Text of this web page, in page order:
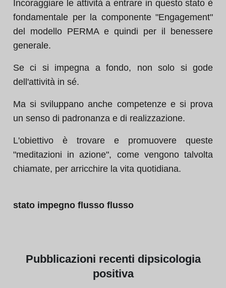
Incoraggiare le attività a entrare in questo stato è
fondamentale per la componente "Engagement"
del modello PERMA e quindi per il benessere
generale.
Se ci si impegna a fondo, non solo si gode
dell'attività in sé.
Ma si sviluppano anche competenze e si prova
un senso di padronanza e di realizzazione.
L'obiettivo è trovare e promuovere queste
"meditazioni in azione", come vengono talvolta
chiamate, per arricchire la vita quotidiana.
stato impegno flusso flusso
Pubblicazioni recenti dipsicologia
positiva